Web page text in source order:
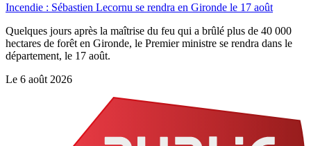
Incendie : Sébastien Lecornu se rendra en Gironde le 17 août
Quelques jours après la maîtrise du feu qui a brûlé plus de 40 000
hectares de forêt en Gironde, le Premier ministre se rendra dans le
département, le 17 août.
Le 6 août 2026